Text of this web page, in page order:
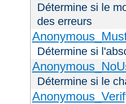
Détermine si le
des erreurs
Détermine si
Détermine si le